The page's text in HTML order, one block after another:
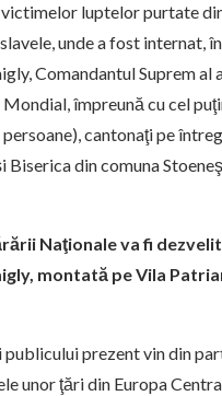
luptelor purtate
unde a fost internat,
Comandantul Suprem al
împreună cu cel
cantonaţi pe
din comuna
Naţionale va fi
montată pe Vila
prezent vin din
unor ţări din Europa